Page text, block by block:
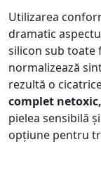
Utilizarea
dramatic
silicon sub toate
normalizează
rezultă o
complet
pielea sensibilă
opțiune pentru